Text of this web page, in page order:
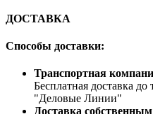
ДОСТАВКА
Способы доставки:
Транспортная
Бесплатная доставка
"Деловые Линии"
Доставка